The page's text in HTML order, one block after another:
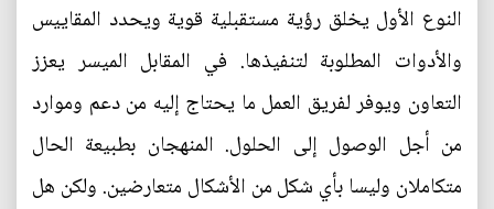
النوع الأول يخلق رؤية مستقبلية قوية ويحدد المقاييس
والأدوات المطلوبة لتنفيذها. في المقابل الميسر يعزز
التعاون ويوفر لفريق العمل ما يحتاج إليه من دعم وموارد
من أجل الوصول إلى الحلول. المنهجان بطبيعة الحال
متكاملان وليسا بأي شكل من الأشكال متعارضين. ولكن هل